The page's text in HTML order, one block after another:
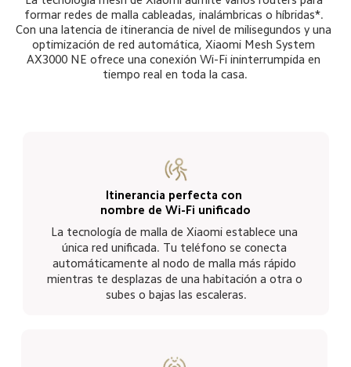
formar redes de malla cableadas, inalámbricas o híbridas*.
Con una latencia de itinerancia de nivel de milisegundos y una
optimización de red automática, Xiaomi Mesh System
AX3000 NE ofrece una conexión Wi-Fi ininterrumpida en
tiempo real en toda la casa.
Itinerancia perfecta con
nombre de Wi-Fi unificado
La tecnología de malla de Xiaomi establece una
única red unificada. Tu teléfono se conecta
automáticamente al nodo de malla más rápido
mientras te desplazas de una habitación a otra o
subes o bajas las escaleras.